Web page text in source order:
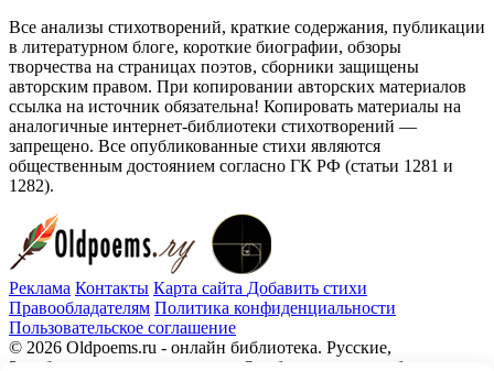
Все анализы стихотворений, краткие содержания, публикации
в литературном блоге, короткие биографии, обзоры
творчества на страницах поэтов, сборники защищены
авторским правом. При копировании авторских материалов
ссылка на источник обязательна! Копировать материалы на
аналогичные интернет-библиотеки стихотворений —
запрещено. Все опубликованные стихи являются
общественным достоянием согласно ГК РФ (статьи 1281 и
1282).
Реклама Контакты Карта сайта Добавить стихи
Правообладателям Политика конфиденциальности
Пользовательское соглашение
© 2026 Oldpoems.ru - онлайн библиотека. Русские,
Зарубежные авторы классики. Опубликованы и публикуем